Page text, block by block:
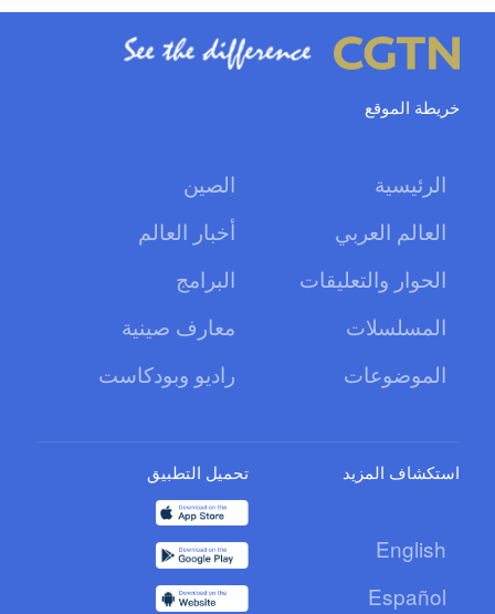
خريطة الموقع
الرئيسية
الصين
العالم العربي
أخبار العالم
الحوار والتعليقات
البرامج
المسلسلات
معارف صينية
الموضوعات
راديو وبودكاست
استكشاف المزيد
English
Español
تحميل التطبيق